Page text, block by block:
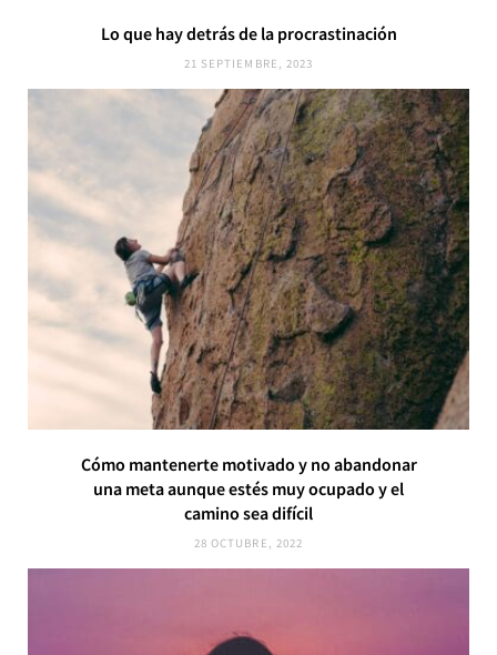
Lo que hay detrás de la procrastinación
21 SEPTIEMBRE, 2023
Cómo mantenerte motivado y no abandonar
una meta aunque estés muy ocupado y el
camino sea difícil
28 OCTUBRE, 2022